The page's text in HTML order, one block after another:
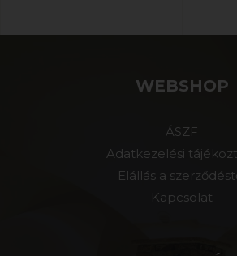
WEBSHOP
ÁSZF
Adatkezelési
Elállás a
Kapcsolat